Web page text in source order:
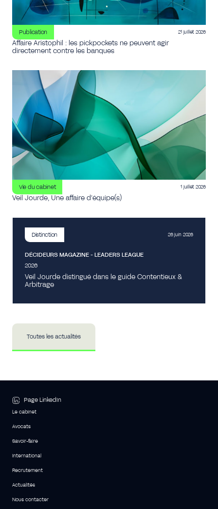
Publication 21 juillet 2026
Affaire Aristophil : les pickpockets ne peuvent agir
directement contre les banques
Vie du cabinet 1 juillet 2026
Veil Jourde, Une affaire d’équipe(s)
Distinction 26 juin 2026
DÉCIDEURS MAGAZINE - LEADERS LEAGUE
2026
Veil Jourde distingué dans le guide Contentieux &
Arbitrage
Toutes les actualités
Page LinkedIn
Le cabinet
Avocats
Savoir-faire
International
Recrutement
Actualités
Nous contacter